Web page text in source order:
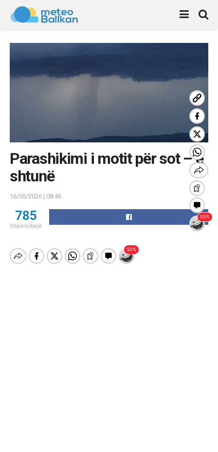
Parashikimi i motit për sot – e
shtunë
16/05/2026 | 08:46
785
Shpërndarje